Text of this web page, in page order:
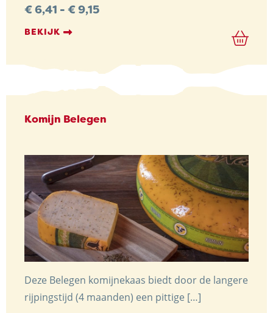
€6,41 - €9,15Prijsklasse:
BEKIJK
Komijn Belegen
Deze Belegen komijnekaas biedt door de langere
rijpingstijd (4 maanden) een pittige […]